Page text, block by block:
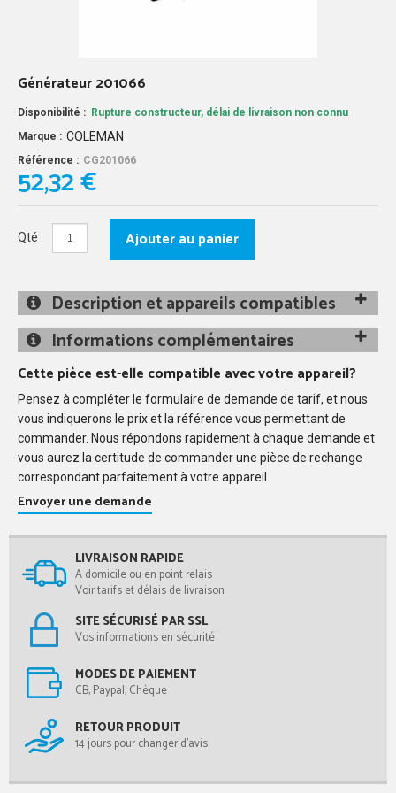
Générateur 201066
Disponibilité :
Rupture constructeur, délai de livraison non connu
Marque : COLEMAN
Référence : CG201066
52,32 €
Qté : Ajouter au panier
Description et appareils compatibles
Informations complémentaires
Cette pièce est-elle compatible avec votre appareil?
Pensez à compléter le formulaire de demande de tarif, et nous
vous indiquerons le prix et la référence vous permettant de
commander. Nous répondons rapidement à chaque demande et
vous aurez la certitude de commander une pièce de rechange
correspondant parfaitement à votre appareil.
Envoyer une demande
LIVRAISON RAPIDE
A domicile ou en point relais
Voir tarifs et délais de livraison
SITE SÉCURISÉ PAR SSL
Vos informations en sécurité
MODES DE PAIEMENT
CB, Paypal, Chèque
RETOUR PRODUIT
14 jours pour changer d'avis